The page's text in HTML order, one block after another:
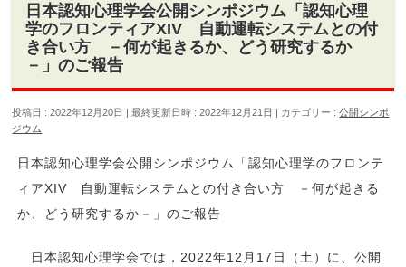
日本認知心理学会公開シンポジウム「認知心理
学のフロンティアXIV 自動運転システムとの付
き合い方 －何が起きるか、どう研究するか
－」のご報告
投稿日 : 2022年12月20日 最終更新日時 : 2022年12月21日 カテゴリー :公開シンポ
ジウム
日本認知心理学会公開シンポジウム「認知心理学のフロンテ
ィアXIV 自動運転システムとの付き合い方 －何が起きる
か、どう研究するか－」のご報告
日本認知心理学会では，2022年12月17日（土）に、公開